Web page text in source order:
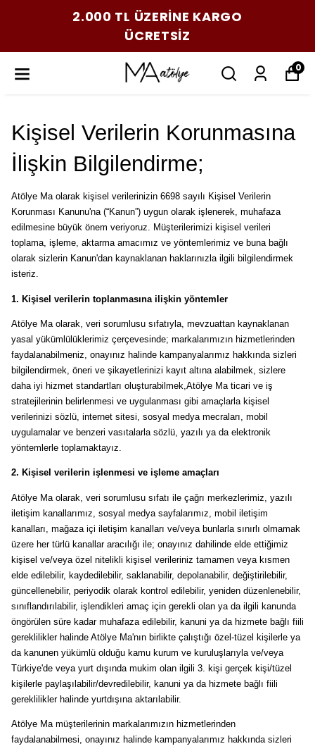
2.000 TL ÜZERİNE KARGO
ÜCRETSİZ
0
Kişisel Verilerin Korunmasına
İlişkin Bilgilendirme;
Atölye Ma olarak kişisel verilerinizin 6698 sayılı Kişisel Verilerin
Korunması Kanunu'na (“Kanun”) uygun olarak işlenerek, muhafaza
edilmesine büyük önem veriyoruz. Müşterilerimizi kişisel verileri
toplama, işleme, aktarma amacımız ve yöntemlerimiz ve buna bağlı
olarak sizlerin Kanun'dan kaynaklanan haklarınızla ilgili bilgilendirmek
isteriz.
1. Kişisel verilerin toplanmasına ilişkin yöntemler
Atölye Ma olarak, veri sorumlusu sıfatıyla, mevzuattan kaynaklanan
yasal yükümlülüklerimiz çerçevesinde; markalarımızın hizmetlerinden
faydalanabilmeniz, onayınız halinde kampanyalarımız hakkında sizleri
bilgilendirmek, öneri ve şikayetlerinizi kayıt altına alabilmek, sizlere
daha iyi hizmet standartları oluşturabilmek,Atölye Ma ticari ve iş
stratejilerinin belirlenmesi ve uygulanması gibi amaçlarla kişisel
verilerinizi sözlü, internet sitesi, sosyal medya mecraları, mobil
uygulamalar ve benzeri vasıtalarla sözlü, yazılı ya da elektronik
yöntemlerle toplamaktayız.
2. Kişisel verilerin işlenmesi ve işleme amaçları
Atölye Ma olarak, veri sorumlusu sıfatı ile çağrı merkezlerimiz, yazılı
iletişim kanallarımız, sosyal medya sayfalarımız, mobil iletişim
kanalları, mağaza içi iletişim kanalları ve/veya bunlarla sınırlı olmamak
üzere her türlü kanallar aracılığı ile; onayınız dahilinde elde ettiğimiz
kişisel ve/veya özel nitelikli kişisel verileriniz tamamen veya kısmen
elde edilebilir, kaydedilebilir, saklanabilir, depolanabilir, değiştirilebilir,
güncellenebilir, periyodik olarak kontrol edilebilir, yeniden düzenlenebilir,
sınıflandırılabilir, işlendikleri amaç için gerekli olan ya da ilgili kanunda
öngörülen süre kadar muhafaza edilebilir, kanuni ya da hizmete bağlı fiili
gereklilikler halinde Atölye Ma'nın birlikte çalıştığı özel-tüzel kişilerle ya
da kanunen yükümlü olduğu kamu kurum ve kuruluşlarıyla ve/veya
Türkiye'de veya yurt dışında mukim olan ilgili 3. kişi gerçek kişi/tüzel
kişilerle paylaşılabilir/devredilebilir, kanuni ya da hizmete bağlı fiili
gereklilikler halinde yurtdışına aktarılabilir.
Atölye Ma müşterilerinin markalarımızın hizmetlerinden
faydalanabilmesi, onayınız halinde kampanyalarımız hakkında sizleri